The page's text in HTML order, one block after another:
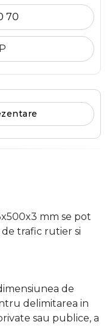
70
mm se pot
trafic rutier si
de
delimitarea in
sau publice, a